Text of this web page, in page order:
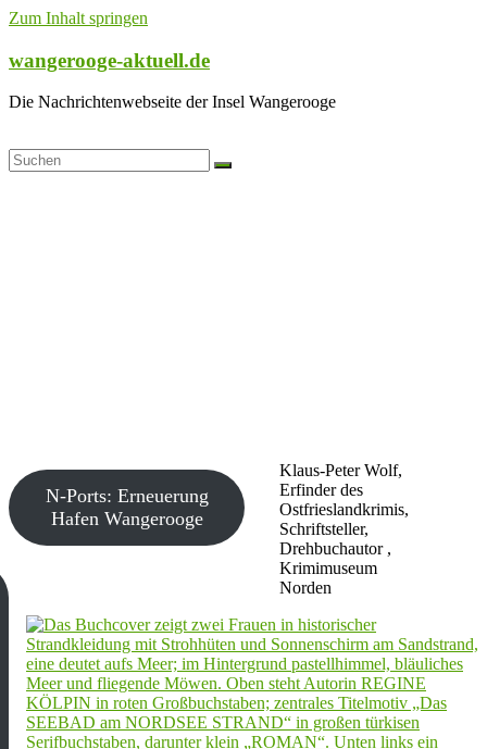
Zum Inhalt springen
wangerooge-aktuell.de
Die Nachrichtenwebseite der Insel Wangerooge
Klaus-Peter Wolf,
Erfinder des
Ostfrieslandkrimis,
Schriftsteller,
Drehbuchautor ,
Krimimuseum
Norden
N-Ports: Erneuerung
Hafen Wangerooge